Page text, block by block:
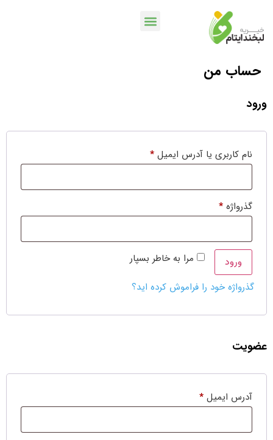
حساب من
ورود
نام کاربری یا آدرس ایمیل *
گذرواژه *
مرا به خاطر بسپار ورود
گذرواژه خود را فراموش کرده اید؟
عضویت
آدرس ایمیل *